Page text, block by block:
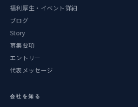
福利厚生・イベント詳細
ブログ
Story
募集要項
エントリー
代表メッセージ
会社を知る